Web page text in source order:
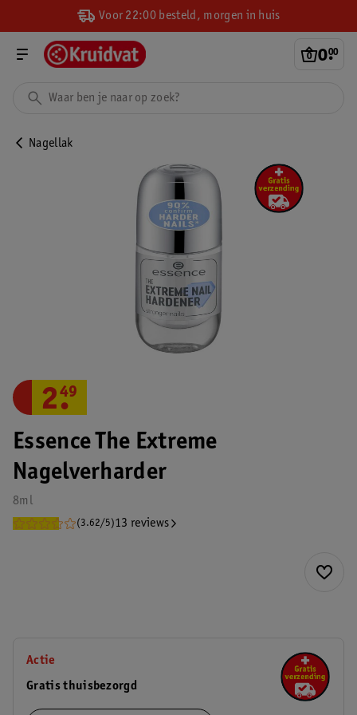
Voor 22:00 besteld, morgen in huis
0.
00
Nagellak
Essence The Extreme
Nagelverharder
8ml
(3.62/5)13 reviews
2.
49
Actie
Gratis thuisbezorgd